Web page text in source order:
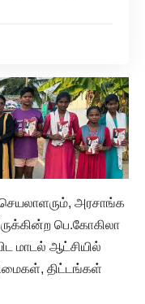
செயலாளரும், அரசாங்க
பெ.கோகிலா
மாடல் ஆட்சியில்
திட்டங்கள்